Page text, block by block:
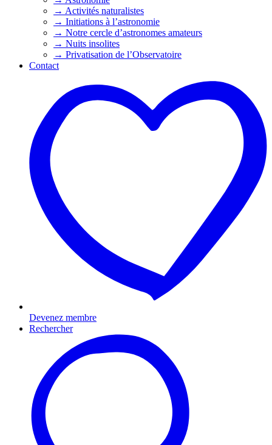
→ Activités naturalistes
→ Initiations à l’astronomie
→ Notre cercle d’astronomes amateurs
→ Nuits insolites
→ Privatisation de l’Observatoire
Contact
Devenez membre
Rechercher